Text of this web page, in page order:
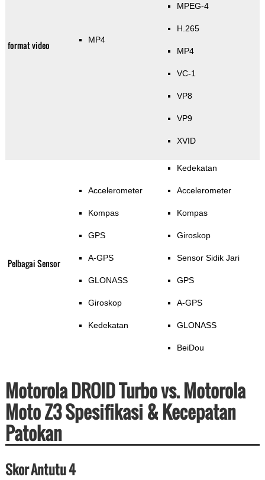
format video MP4
MPEG-4
H.265
MP4
VC-1
VP8
VP9
XVID
Pelbagai Sensor
Accelerometer
Kompas
GPS
A-GPS
GLONASS
Giroskop
Kedekatan
Kedekatan
Accelerometer
Kompas
Giroskop
Sensor Sidik Jari
GPS
A-GPS
GLONASS
BeiDou
Motorola DROID Turbo vs. Motorola
Moto Z3 Spesifikasi & Kecepatan
Patokan
Skor Antutu 4